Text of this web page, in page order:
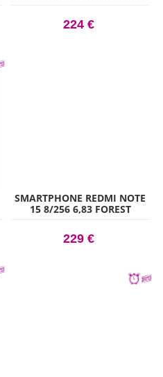
224 €
SMARTPHONE REDMI NOTE
15 8/256 6,83 FOREST
229 €